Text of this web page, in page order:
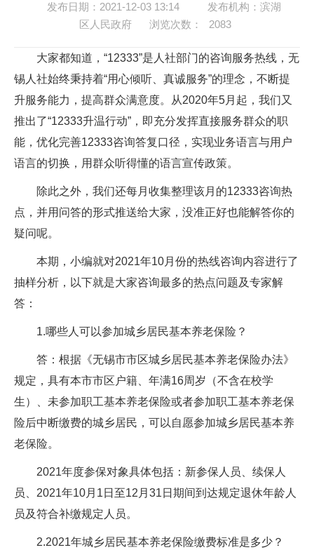
发布日期：2021-12-03 13:14
发布机构：滨湖
区人民政府
浏览次数： 2083
大家都知道，“12333”是人社部门的咨询服务热线，无
锡人社始终秉持着“用心倾听、真诚服务”的理念，不断提
升服务能力，提高群众满意度。从2020年5月起，我们又
推出了“12333升温行动”，即充分发挥直接服务群众的职
能，优化完善12333咨询答复口径，实现业务语言与用户
语言的切换，用群众听得懂的语言宣传政策。
除此之外，我们还每月收集整理该月的12333咨询热
点，并用问答的形式推送给大家，没准正好也能解答你的
疑问呢。
本期，小编就对2021年10月份的热线咨询内容进行了
抽样分析，以下就是大家咨询最多的热点问题及专家解
答：
1.哪些人可以参加城乡居民基本养老保险？
答：根据《无锡市市区城乡居民基本养老保险办法》
规定，具有本市市区户籍、年满16周岁（不含在校学
生）、未参加职工基本养老保险或者参加职工基本养老保
险后中断缴费的城乡居民，可以自愿参加城乡居民基本养
老保险。
2021年度参保对象具体包括：新参保人员、续保人
员、2021年10月1日至12月31日期间到达规定退休年龄人
员及符合补缴规定人员。
2.2021年城乡居民基本养老保险缴费标准是多少？